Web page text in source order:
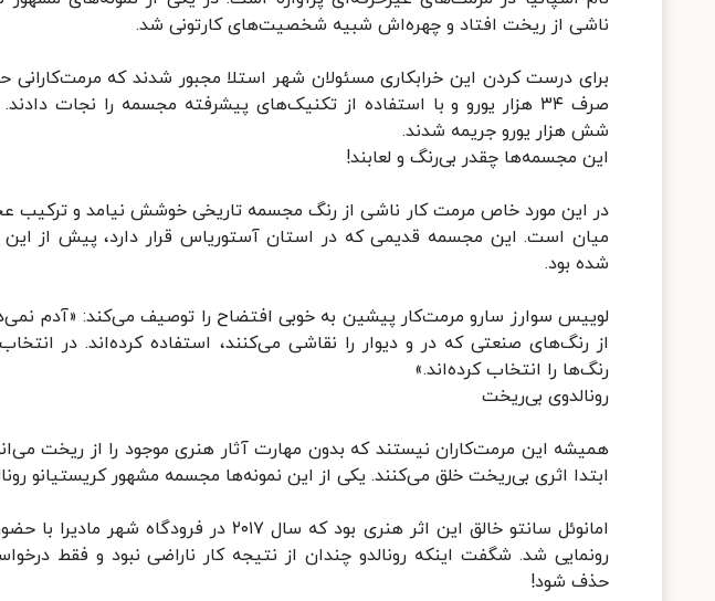
ناشی از ریخت افتاد و چهره‌اش شبیه شخصیت‌های کارتونی شد.
برای درست کردن این خرابکاری مسئولان شهر استلا مجبور شدند که مرمت‌کارانی
صرف ۳۴ هزار یورو و با استفاده از تکنیک‌های پیشرفته مجسمه را نجات
شش هزار یورو جریمه شدند.
این مجسمه‌ها چقدر بی‌رنگ و لعابند!
در این مورد خاص مرمت کار ناشی از رنگ مجسمه تاریخی خوشش نیامد و ترکیب
میان است. این مجسمه قدیمی که در استان آستوریاس قرار دارد، پیش از
شده بود.
لوییس‌ سوارز سارو مرمت‌کار پیشین به خوبی افتضاح را توصیف می‌کند: «آدم
از رنگ‌های صنعتی که در و دیوار را نقاشی می‌کنند، استفاده کرده‌اند. در
رنگ‌ها را انتخاب کرده‌اند.»
رونالدوی بی‌ریخت
همیشه این مرمت‌کاران نیستند که بدون مهارت آثار هنری موجود را از ریخت
ابتدا اثری بی‌ریخت خلق می‌کنند. یکی از این نمونه‌ها مجسمه مشهور کریستیانو
امانوئل سانتو خالق این اثر هنری بود که سال ۲۰۱۷
رونمایی شد. شگفت اینکه رونالدو چندان از نتیجه کار ناراضی نبود و فقط
حذف شود!